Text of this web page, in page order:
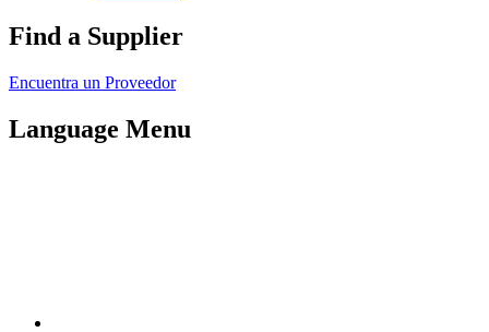
Find a Supplier
Encuentra un Proveedor
Language Menu